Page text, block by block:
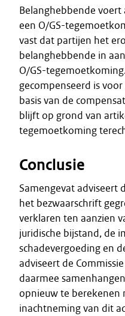
Belanghebbende
een O/GS-
vast dat partijen het
belanghebbende in
O/GS-
gecompenseerd is
basis van de
blijft op grond van
tegemoetkoming
Conclusie
Samengevat adviseert
het bezwaarschrift
verklaren ten aanzien
juridische bijstand, de
schadevergoeding en
adviseert de
daarmee
opnieuw te berekenen
inachtneming van dit